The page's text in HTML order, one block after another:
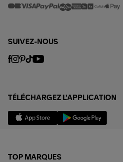
SUIVEZ-NOUS
TÉLÉCHARGEZ L'APPLICATION
TOP MARQUES